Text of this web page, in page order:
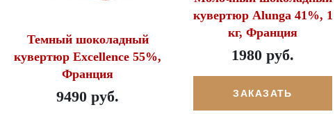
Темный шоколадный
кувертюр Excellence 55%,
Франция
9490 руб.
кувертюр Alunga 41%, 1
кг, Франция
1980 руб.
ЗАКАЗАТЬ